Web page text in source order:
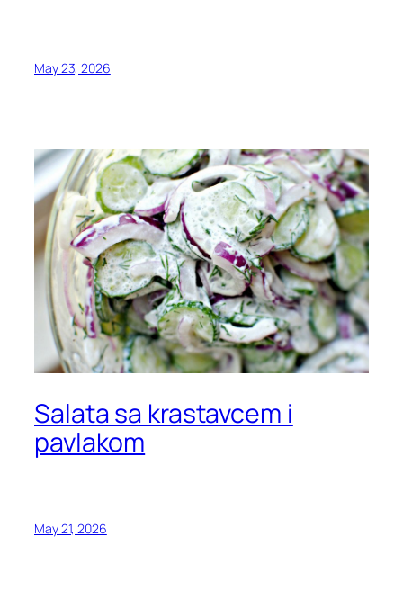
May 23, 2026
Salata sa krastavcem i
pavlakom
May 21, 2026